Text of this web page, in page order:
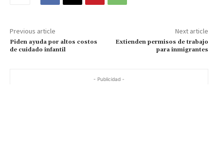
Previous article
Piden ayuda por altos costos
de cuidado infantil
Next article
Extienden permisos de trabajo
para inmigrantes
- Publicidad -